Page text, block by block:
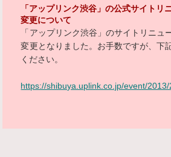
「アップリンク渋谷」の公式サイトリ
変更について
「アップリンク渋谷」のサイトリニュ
変更となりました。お手数ですが、下
ください。
https://shibuya.uplink.co.jp/event/2013/